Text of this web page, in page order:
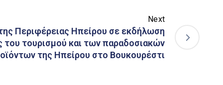
Next
Περιφέρειας Ηπείρου σε εκδήλωση
του τουρισμού και των παραδοσιακών
της Ηπείρου στο Βουκουρέστι